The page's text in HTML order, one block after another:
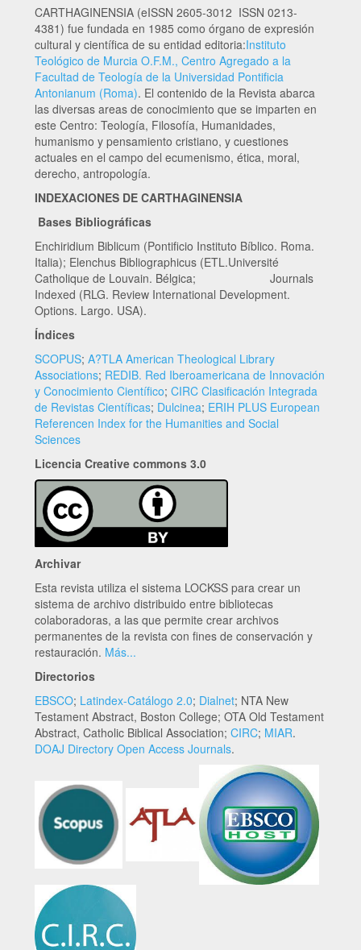
CARTHAGINENSIA (eISSN 2605-3012 ISSN 0213-
4381) fue fundada en 1985 como órgano de expresión
cultural y científica de su entidad editoria:Instituto
Teológico de Murcia O.F.M., Centro Agregado a la
Facultad de Teología de la Universidad Pontificia
Antonianum (Roma). El contenido de la Revista abarca
las diversas areas de conocimiento que se imparten en
este Centro: Teología, Filosofía, Humanidades,
humanismo y pensamiento cristiano, y cuestiones
actuales en el campo del ecumenismo, ética, moral,
derecho, antropología.
INDEXACIONES DE CARTHAGINENSIA
Bases Bibliográficas
Enchiridium Biblicum (Pontificio Instituto Bíblico. Roma.
Italia); Elenchus Bibliographicus (ETL.Université
Catholique de Louvain. Bélgica; Journals
Indexed (RLG. Review International Development.
Options. Largo. USA).
Índices
SCOPUS; A?TLA American Theological Library
Associations; REDIB. Red Iberoamericana de Innovación
y Conocimiento Científico; CIRC Clasificación Integrada
de Revistas Científicas; Dulcinea; ERIH PLUS European
Referencen Index for the Humanities and Social
Sciences
Licencia Creative commons 3.0
Archivar
Esta revista utiliza el sistema LOCKSS para crear un
sistema de archivo distribuido entre bibliotecas
colaboradoras, a las que permite crear archivos
permanentes de la revista con fines de conservación y
restauración. Más...
Directorios
EBSCO; Latindex-Catálogo 2.0; Dialnet; NTA New
Testament Abstract, Boston College; OTA Old Testament
Abstract, Catholic Biblical Association; CIRC; MIAR.
DOAJ Directory Open Access Journals.